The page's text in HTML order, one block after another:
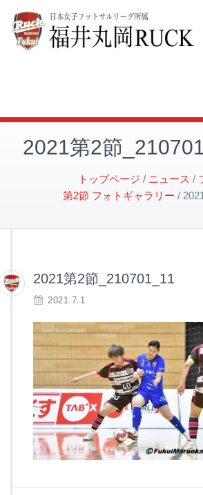
2021第2節
トップページ ニュース
第2節 フォトギャラリー
2021第2節_210701_11
2021.7.1